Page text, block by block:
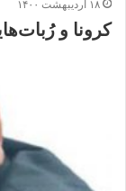
۱۸ اردیبهشت ۱۴۰۰
کرونا و